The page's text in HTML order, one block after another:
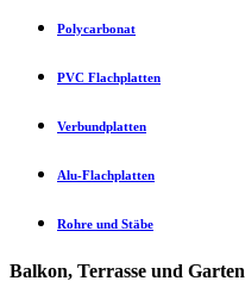
Polycarbonat
PVC Flachplatten
Verbundplatten
Alu-Flachplatten
Rohre und Stäbe
Balkon, Terrasse und Garten